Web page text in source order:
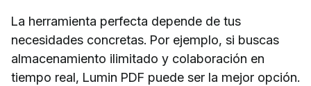
La herramienta perfecta depende de tus
necesidades concretas. Por ejemplo, si buscas
almacenamiento ilimitado y colaboración en
tiempo real, Lumin PDF puede ser la mejor opción.